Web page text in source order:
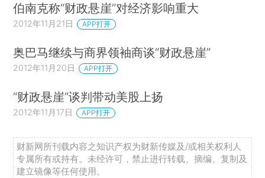
伯南克称“财政悬崖”对经济影响重大
2012年11月21日 APP打开
奥巴马继续与商界领袖商谈“财政悬崖”
2012年11月20日 APP打开
“财政悬崖”谈判带动美股上扬
2012年11月17日 APP打开
财新网所刊载内容之知识产权为财新传媒及/或相关权利人
专属所有或持有。未经许可，禁止进行转载、摘编、复制及
建立镜像等任何使用。